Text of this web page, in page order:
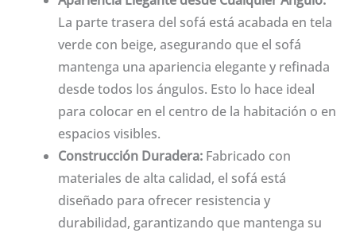
La parte trasera del sofá está acabada en tela
verde con beige, asegurando que el sofá
mantenga una apariencia elegante y refinada
desde todos los ángulos. Esto lo hace ideal
para colocar en el centro de la habitación o en
espacios visibles.
Construcción Duradera:Fabricado con
materiales de alta calidad, el sofá está
diseñado para ofrecer resistencia y
durabilidad, garantizando que mantenga su